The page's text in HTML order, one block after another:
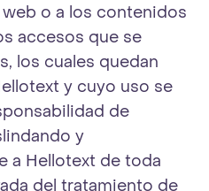
o a los contenidos
accesos que se
los cuales quedan
y cuyo uso se
de
y
a Hellotext de toda
del tratamiento de